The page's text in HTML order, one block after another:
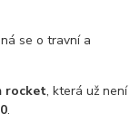
se o travní a
rocket, která už není
.